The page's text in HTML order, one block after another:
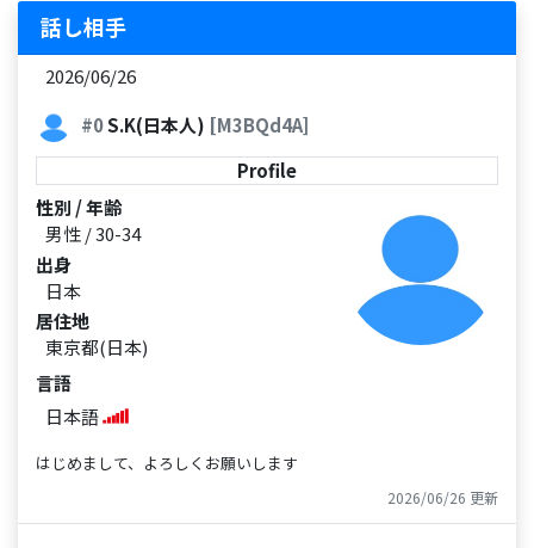
話し相手
2026/06/26
#0S.K(日本人) [M3BQd4A]
Profile
性別 / 年齢
男性 / 30-34
出身
日本
居住地
東京都(日本)
言語
日本語
はじめまして、よろしくお願いします
2026/06/26 更新